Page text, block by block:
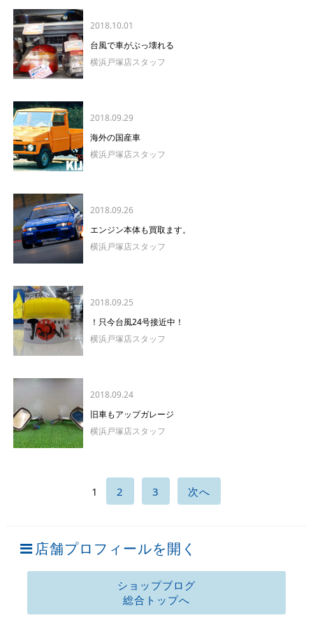
2018.10.01
台風で車がぶっ壊れる
横浜戸塚店スタッフ
2018.09.29
海外の国産車
横浜戸塚店スタッフ
2018.09.26
エンジン本体も買取ます。
横浜戸塚店スタッフ
2018.09.25
！只今台風24号接近中！
横浜戸塚店スタッフ
2018.09.24
旧車もアップガレージ
横浜戸塚店スタッフ
1 2 3 次へ
店舗プロフィールを開く
ショップブログ
総合トップへ